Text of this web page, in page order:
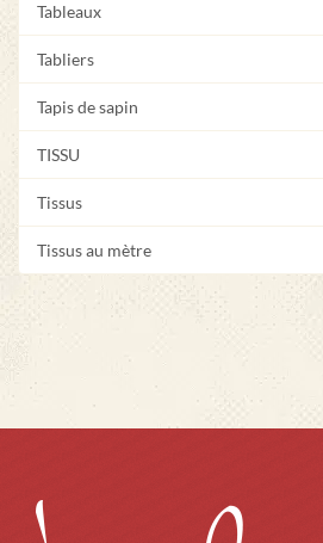
Tableaux
Tabliers
Tapis de sapin
TISSU
Tissus
Tissus au mètre